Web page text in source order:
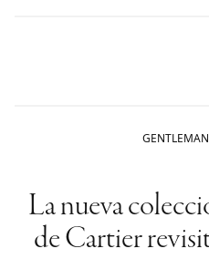
GENTLEMAN
La nueva
de Cartier